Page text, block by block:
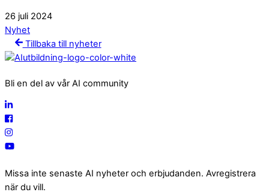
26 juli 2024
Nyhet
Tillbaka till nyheter
Bli en del av vår AI community
Missa inte senaste AI nyheter och erbjudanden. Avregistrera
när du vill.